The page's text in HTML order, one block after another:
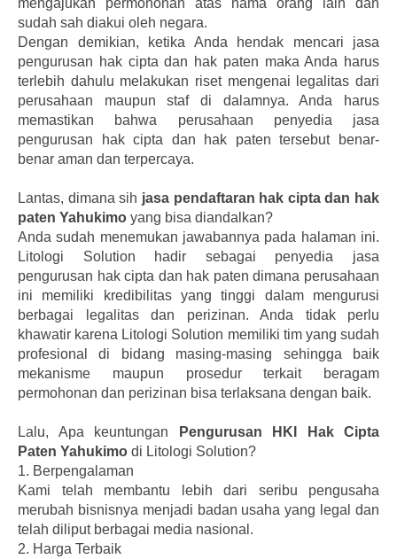
sudah sah diakui oleh negara.
Dengan demikian, ketika Anda hendak mencari jasa
pengurusan hak cipta dan hak paten maka Anda harus
terlebih dahulu melakukan riset mengenai legalitas dari
perusahaan maupun staf di dalamnya. Anda harus
memastikan bahwa perusahaan penyedia jasa
pengurusan hak cipta dan hak paten tersebut benar-
benar aman dan terpercaya.
Lantas, dimana sih jasa pendaftaran hak cipta dan hak
paten Yahukimo yang bisa diandalkan?
Anda sudah menemukan jawabannya pada halaman ini.
Litologi Solution hadir sebagai penyedia jasa
pengurusan hak cipta dan hak paten dimana perusahaan
ini memiliki kredibilitas yang tinggi dalam mengurusi
berbagai legalitas dan perizinan. Anda tidak perlu
khawatir karena Litologi Solution memiliki tim yang sudah
profesional di bidang masing-masing sehingga baik
mekanisme maupun prosedur terkait beragam
permohonan dan perizinan bisa terlaksana dengan baik.
Lalu, Apa keuntungan Pengurusan HKI Hak Cipta
Paten Yahukimo di Litologi Solution?
1. Berpengalaman
Kami telah membantu lebih dari seribu pengusaha
merubah bisnisnya menjadi badan usaha yang legal dan
telah diliput berbagai media nasional.
2. Harga Terbaik